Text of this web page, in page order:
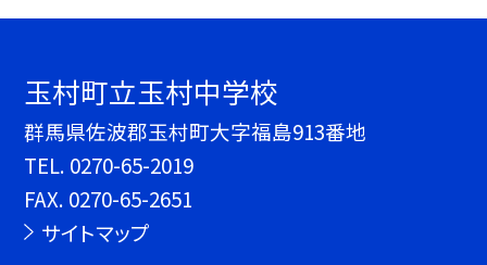
玉村町立玉村中学校
群馬県佐波郡玉村町大字福島913番地
TEL. 0270-65-2019
FAX. 0270-65-2651
サイトマップ